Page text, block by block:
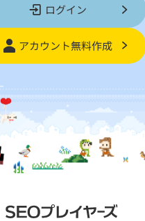
ログイン
アカウント無料作成